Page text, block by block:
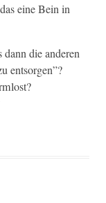
eine Bein in
dann die anderen
entsorgen”?